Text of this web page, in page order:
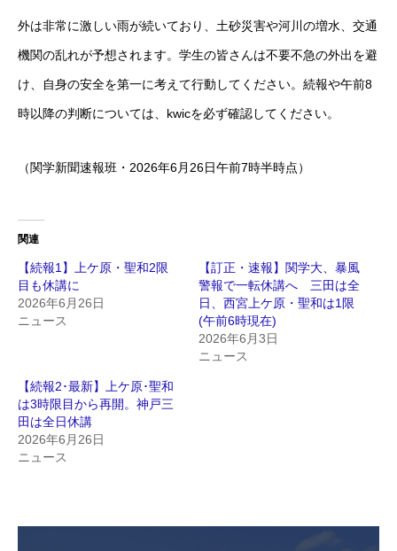
外は非常に激しい雨が続いており、土砂災害や河川の増水、交通
機関の乱れが予想されます。学生の皆さんは不要不急の外出を避
け、自身の安全を第一に考えて行動してください。続報や午前8
時以降の判断については、kwicを必ず確認してください。
（関学新聞速報班・2026年6月26日午前7時半時点）
関連
【続報1】上ケ原・聖和2限
目も休講に
2026年6月26日
ニュース
【訂正・速報】関学大、暴風
警報で一転休講へ 三田は全
日、西宮上ケ原・聖和は1限
(午前6時現在)
2026年6月3日
ニュース
【続報2･最新】上ケ原･聖和
は3時限目から再開。神戸三
田は全日休講
2026年6月26日
ニュース